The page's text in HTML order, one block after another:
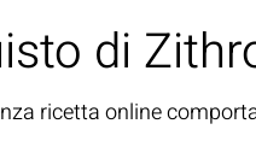
di
ricetta online